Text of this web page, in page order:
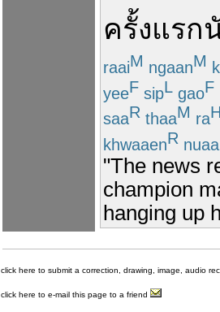
ครั้งแรก
raaiM ngaanM
yeeF sipL gaoF
saaR thaaM ra
khwaaenR
"The news
champion
hanging up
click here to submit a correction, drawing, image, audio
click here to e-mail this page to a friend